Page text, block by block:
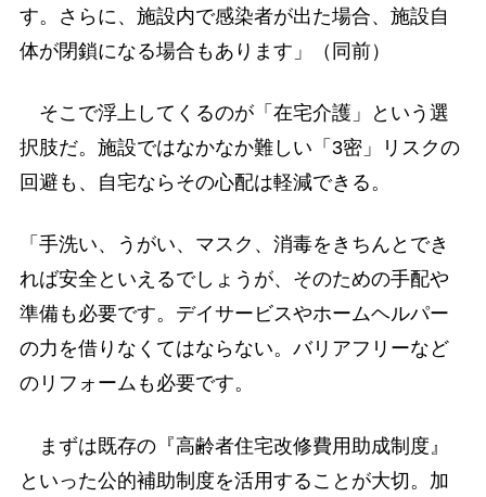
す。さらに、施設内で感染者が出た場合、施設自
体が閉鎖になる場合もあります」（同前）
そこで浮上してくるのが「在宅介護」という選
択肢だ。施設ではなかなか難しい「3密」リスクの
回避も、自宅ならその心配は軽減できる。
「手洗い、うがい、マスク、消毒をきちんとでき
れば安全といえるでしょうが、そのための手配や
準備も必要です。デイサービスやホームヘルパー
の力を借りなくてはならない。バリアフリーなど
のリフォームも必要です。
まずは既存の『高齢者住宅改修費用助成制度』
といった公的補助制度を活用することが大切。加